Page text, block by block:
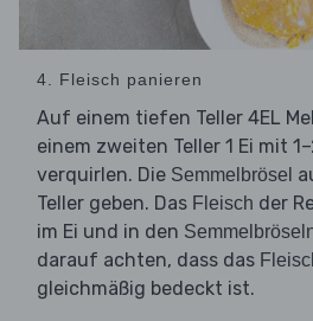
4. Fleisch panieren
Auf einem tiefen Teller 4EL
einem zweiten Teller 1 Ei mit
verquirlen. Die Semmelbrösel
Teller geben. Das Fleisch der
im Ei und in den
darauf achten, dass das
gleichmäßig bedeckt ist.